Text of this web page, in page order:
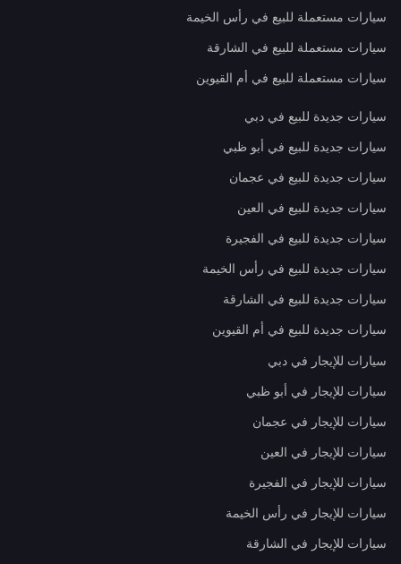
سيارات مستعملة للبيع في رأس الخيمة
سيارات مستعملة للبيع في الشارقة
سيارات مستعملة للبيع في أم القيوين
سيارات جديدة للبيع في دبي
سيارات جديدة للبيع في أبو ظبي
سيارات جديدة للبيع في عجمان
سيارات جديدة للبيع في العين
سيارات جديدة للبيع في الفجيرة
سيارات جديدة للبيع في رأس الخيمة
سيارات جديدة للبيع في الشارقة
سيارات جديدة للبيع في أم القيوين
سيارات للإيجار في دبي
سيارات للإيجار في أبو ظبي
سيارات للإيجار في عجمان
سيارات للإيجار في العين
سيارات للإيجار في الفجيرة
سيارات للإيجار في رأس الخيمة
سيارات للإيجار في الشارقة